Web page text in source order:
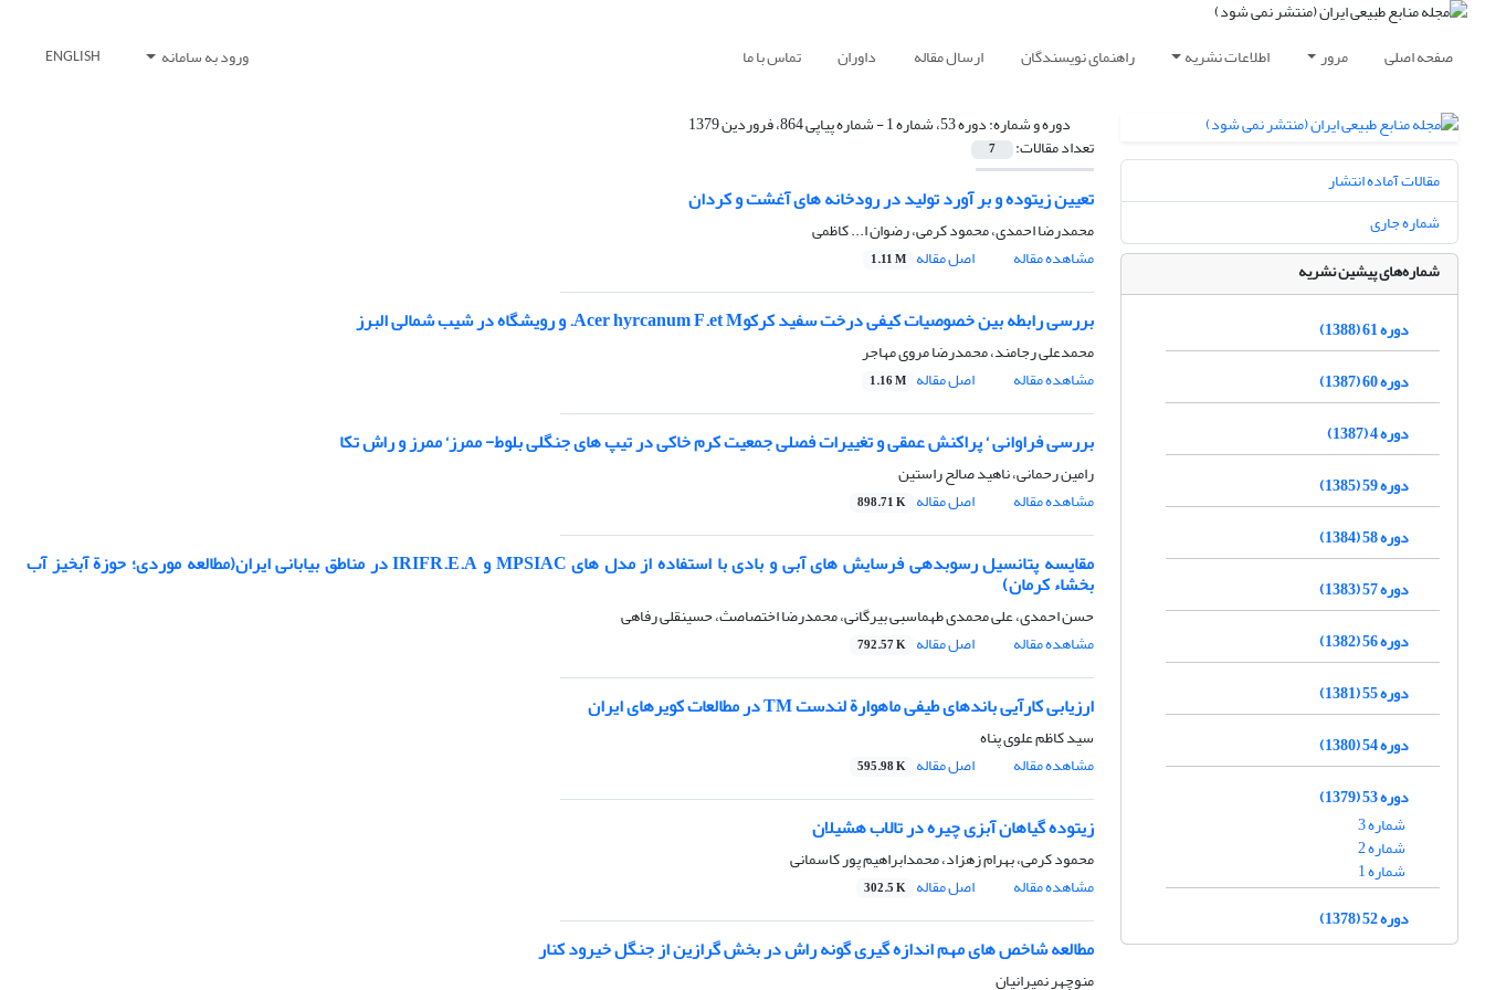
صفحه اصلی مرور اطلاعات نشریه راهنمای نویسندگان ارسال مقاله داوران تماس با ما ورود به سامانه ENGLISH
دوره و شماره:دوره 53، شماره 1 - شماره پیاپی 864، فروردین 1379
تعداد مقالات: 7
تعیین زیتوده و بر آورد تولید در رودخانه های آغشت و کردان
محمدرضا احمدی، محمود کرمی، رضوان ا... کاظمی
مشاهده مقاله
اصل مقاله 1.11 M
بررسی رابطه بین خصوصیات کیفی درخت سفید کرکوAcer hyrcanum F.et M. و رویشگاه در شیب شمالی البرز
محمدعلی رجامند، محمدرضا مروی مهاجر
مشاهده مقاله
اصل مقاله 1.16 M
بررسی فراوانی ‘ پراکنش عمقی و تغییرات فصلی جمعیت کرم خاکی در تیپ های جنگلی بلوط- ممرز‘ ممرز و راش تکا
رامین رحمانی، ناهید صالح راستین
مشاهده مقاله
اصل مقاله 898.71 K
مقایسه پتانسیل رسوبدهی فرسایش های آبی و بادی با استفاده از مدل های MPSIAC و IRIFR.E.A در مناطق بیابانی ایران(مطالعه موردی؛ حوزة آبخیز آب
بخشاء کرمان)
حسن احمدی، علی محمدی طهماسبی بیرگانی، محمدرضا اختصاصث، حسینقلی رفاهی
مشاهده مقاله
اصل مقاله 792.57 K
ارزیابی کارآیی باندهای طیفی ماهوارة لندست TM در مطالعات کویرهای ایران
سید کاظم علوی پناه
مشاهده مقاله
اصل مقاله 595.98 K
زیتوده گیاهان آبزی چیره در تالاب هشیلان
محمود کرمی، بهرام زهزاد، محمدابراهیم پور کاسمانی
مشاهده مقاله
اصل مقاله 302.5 K
مطالعه شاخص های مهم اندازه گیری گونه راش در بخش گرازین از جنگل خیرود کنار
منوچهر نمیرانیان
مقالات آماده انتشار
شماره جاری
شماره‌های پیشین نشریه
دوره 61 (1388)
دوره 60 (1387)
دوره 4 (1387)
دوره 59 (1385)
دوره 58 (1384)
دوره 57 (1383)
دوره 56 (1382)
دوره 55 (1381)
دوره 54 (1380)
دوره 53 (1379)
شماره 3
شماره 2
شماره 1
دوره 52 (1378)